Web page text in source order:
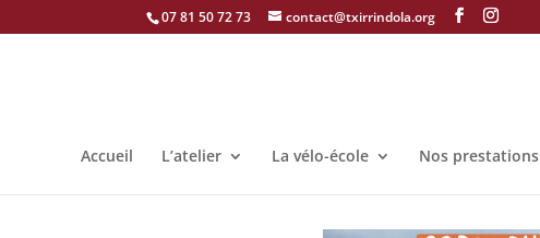
07 81 50 72 73 contact@txirrindola.org
Accueil L’atelier La vélo-école Nos prestations